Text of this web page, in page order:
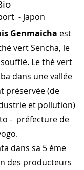
- Japon
Genmaicha est
vert Sencha, le
Le thé vert
dans une vallée
préservée (de
et pollution)
- préfecture de
dans sa 5 ème
des producteurs